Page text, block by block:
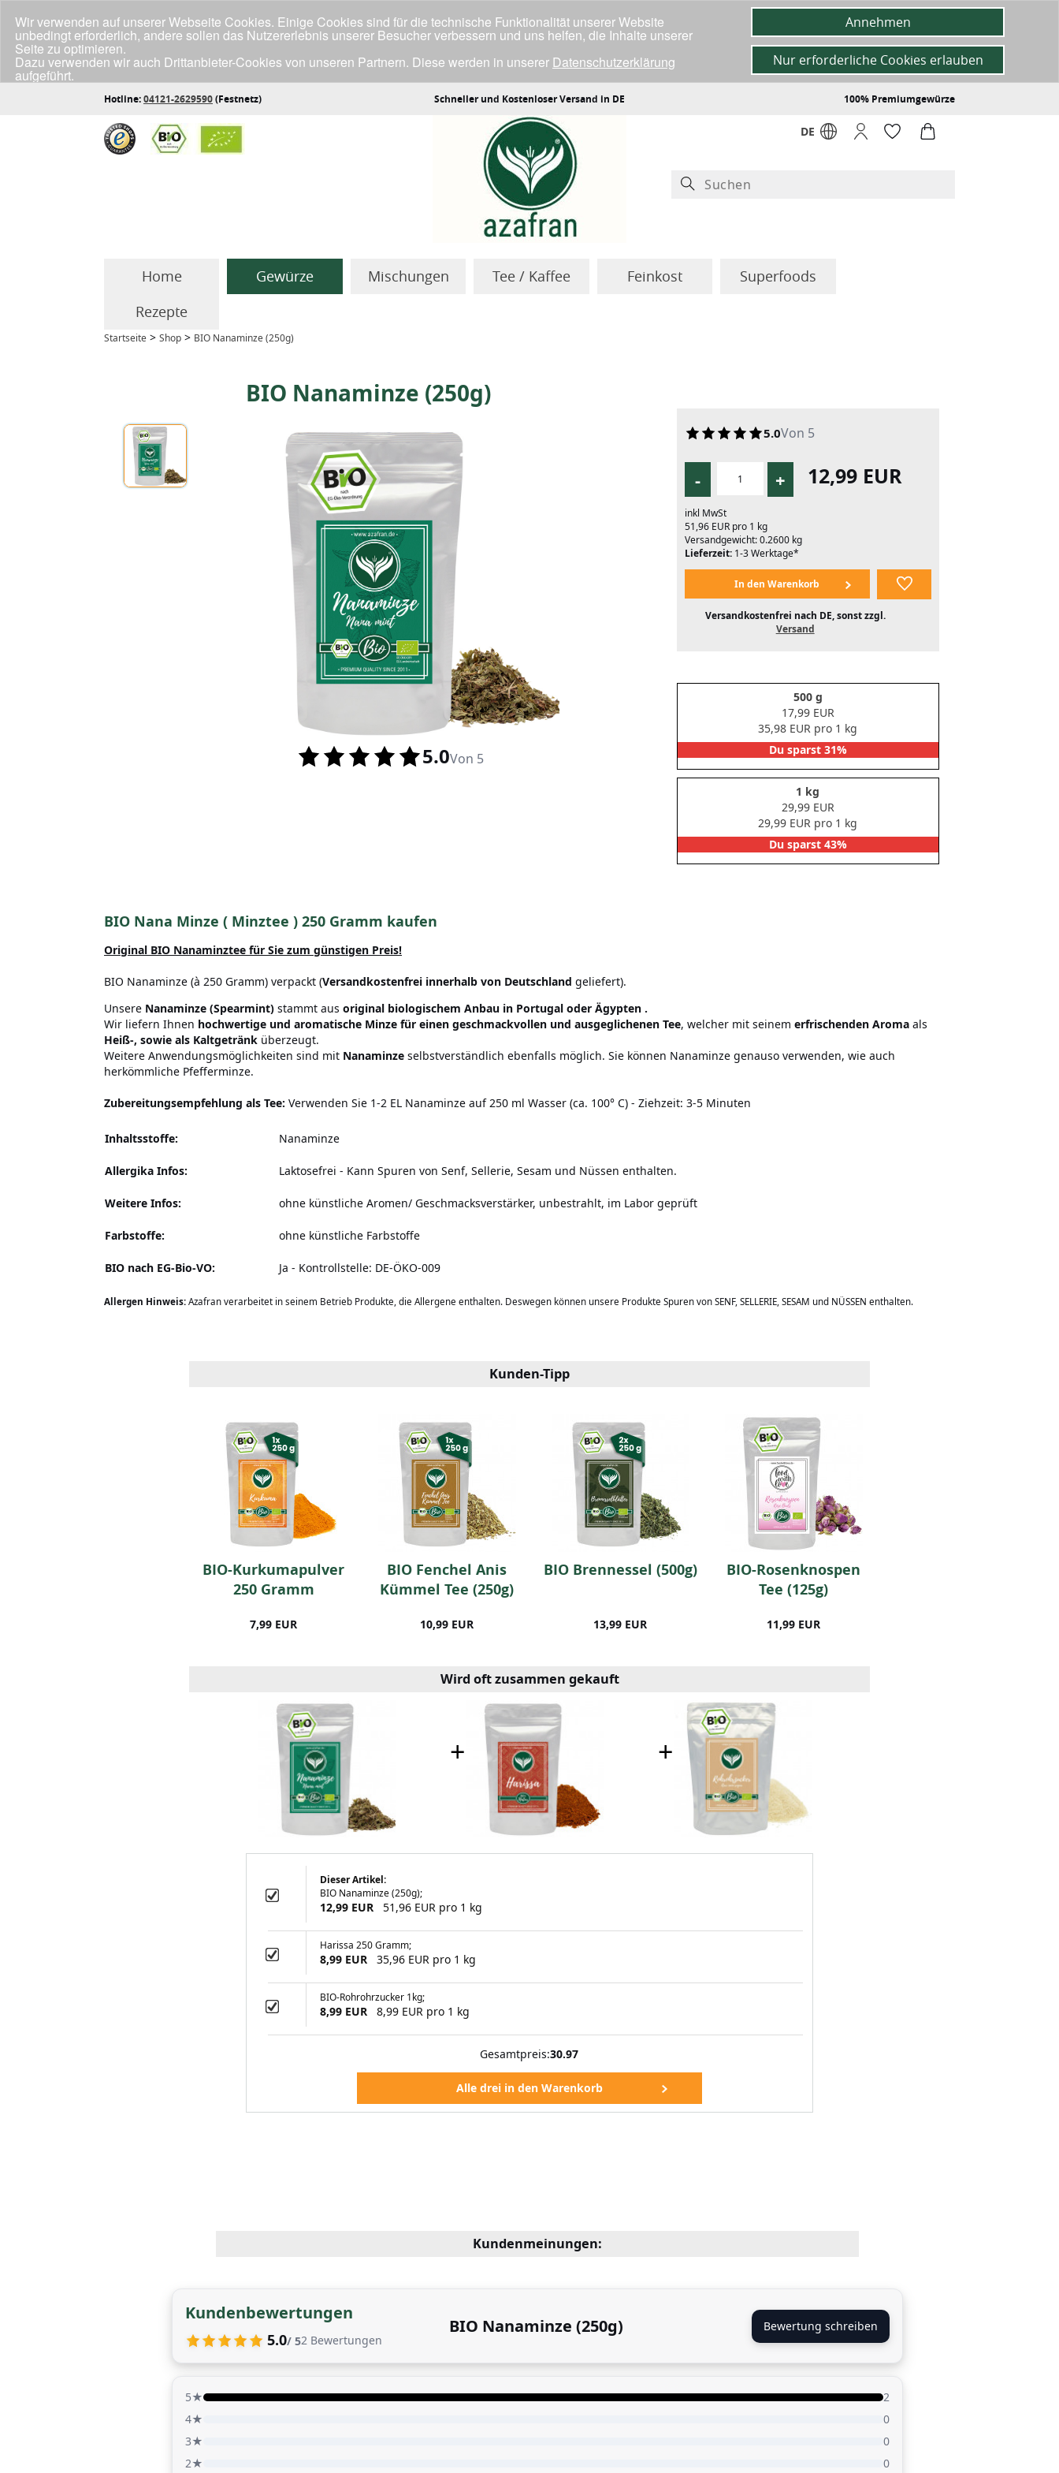
Hotline:04121-2629590(Festnetz) Schneller und Kostenloser Versand in DE 100% Premiumgewürze
DE
Home Gewürze Mischungen Tee / Kaffee Feinkost
Superfoods
Rezepte
Startseite > Shop > BIO Nanaminze (250g)
BIO Nanaminze (250g)
5.0Von 5
5.0Von 5
- + 12,99 EUR
inkl MwSt
51,96 EUR pro 1 kg
Versandgewicht: 0.2600 kg
Lieferzeit:1-3 Werktage*
Versandkostenfrei nach DE, sonst zzgl.
Versand
500 g
17,99 EUR
35,98 EUR pro 1 kg
Du sparst 31%
1 kg
29,99 EUR
29,99 EUR pro 1 kg
Du sparst 43%
BIO Nana Minze ( Minztee ) 250 Gramm kaufen
Original BIO Nanaminztee für Sie zum günstigen Preis!
BIO Nanaminze (à 250 Gramm) verpackt (Versandkostenfrei innerhalb von Deutschland geliefert).
Unsere Nanaminze (Spearmint) stammt aus original biologischem Anbau in Portugal oder Ägypten .
Wir liefern Ihnen hochwertige und aromatische Minze für einen geschmackvollen und ausgeglichenen Tee, welcher mit seinem erfrischenden Aroma als
Heiß-, sowie als Kaltgetränk überzeugt.
Weitere Anwendungsmöglichkeiten sind mit Nanaminze selbstverständlich ebenfalls möglich. Sie können Nanaminze genauso verwenden, wie auch
herkömmliche Pfefferminze.
Zubereitungsempfehlung als Tee: Verwenden Sie 1-2 EL Nanaminze auf 250 ml Wasser (ca. 100° C) - Ziehzeit: 3-5 Minuten
Inhaltsstoffe: Nanaminze
Allergika Infos: Laktosefrei - Kann Spuren von Senf, Sellerie, Sesam und Nüssen enthalten.
Weitere Infos: ohne künstliche Aromen/ Geschmacksverstärker, unbestrahlt, im Labor geprüft
Farbstoffe: ohne künstliche Farbstoffe
BIO nach EG-Bio-VO: Ja - Kontrollstelle: DE-ÖKO-009
Allergen Hinweis: Azafran verarbeitet in seinem Betrieb Produkte, die Allergene enthalten. Deswegen können unsere Produkte Spuren von SENF, SELLERIE, SESAM und NÜSSEN enthalten.
Kunden-Tipp
BIO-Kurkumapulver
250 Gramm
7,99 EUR
BIO Fenchel Anis
Kümmel Tee (250g)
10,99 EUR
BIO Brennessel (500g)
13,99 EUR
BIO-Rosenknospen
Tee (125g)
11,99 EUR
Wird oft zusammen gekauft
+ +
Dieser Artikel:
BIO Nanaminze (250g);
12,99 EUR 51,96 EUR pro 1 kg
Harissa 250 Gramm;
8,99 EUR 35,96 EUR pro 1 kg
BIO-Rohrohrzucker 1kg;
8,99 EUR 8,99 EUR pro 1 kg
Gesamtpreis:30.97
Kundenmeinungen:
Kundenbewertungen
5.0/ 52 Bewertungen
BIO Nanaminze (250g) Bewertung schreiben
5★
2
4★
0
3★
0
2★
0
Wir verwenden auf unserer Webseite Cookies. Einige Cookies sind für die technische Funktionalität unserer Website
unbedingt erforderlich, andere sollen das Nutzererlebnis unserer Besucher verbessern und uns helfen, die Inhalte unserer
Seite zu optimieren.
Dazu verwenden wir auch Drittanbieter-Cookies von unseren Partnern. Diese werden in unserer Datenschutzerklärung
aufgeführt.
Klicke unten auf "Annehmen", wenn du mit der Verwendung aller Cookies einverstanden bist.
Annehmen
Nur erforderliche Cookies erlauben